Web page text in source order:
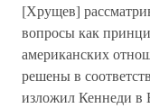
[Хрущев]
вопросы как
американских
решены в
изложил Кеннеди в